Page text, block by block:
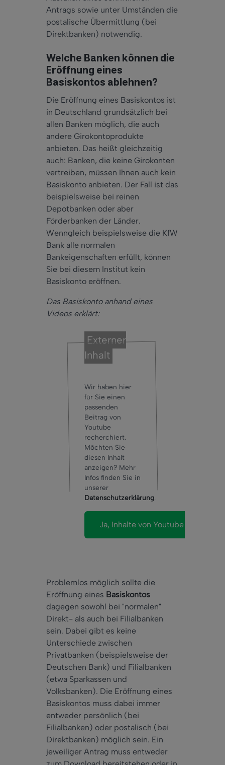
Antrags sowie unter Umständen die
postalische Übermittlung (bei
Direktbanken) notwendig.
Welche Banken können die
Eröffnung eines
Basiskontos ablehnen?
Die Eröffnung eines Basiskontos ist
in Deutschland grundsätzlich bei
allen Banken möglich, die auch
andere Girokontoprodukte
anbieten. Das heißt gleichzeitig
auch: Banken, die keine Girokonten
vertreiben, müssen Ihnen auch kein
Basiskonto anbieten. Der Fall ist das
beispielsweise bei reinen
Depotbanken oder aber
Förderbanken der Länder.
Wenngleich beispielsweise die KfW
Bank alle normalen
Bankeigenschaften erfüllt, können
Sie bei diesem Institut kein
Basiskonto eröffnen.
Das Basiskonto anhand eines
Videos erklärt:
Externer
Inhalt
Wir haben hier
für Sie einen
passenden
Beitrag von
Youtube
recherchiert.
Möchten Sie
diesen Inhalt
anzeigen? Mehr
Infos finden Sie in
unserer
Datenschutzerklärung.
Problemlos möglich sollte die
Eröffnung eines Basiskontos
dagegen sowohl bei "normalen"
Direkt- als auch bei Filialbanken
sein. Dabei gibt es keine
Unterschiede zwischen
Privatbanken (beispielsweise der
Deutschen Bank) und Filialbanken
(etwa Sparkassen und
Volksbanken). Die Eröffnung eines
Basiskontos muss dabei immer
entweder persönlich (bei
Filialbanken) oder postalisch (bei
Direktbanken) möglich sein. Ein
jeweiliger Antrag muss entweder